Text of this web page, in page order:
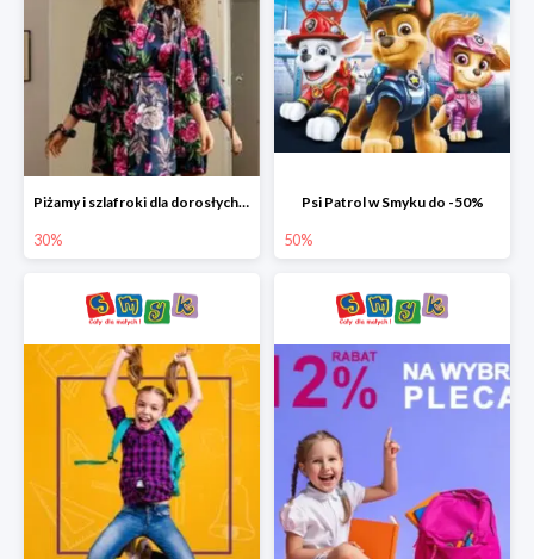
Piżamy i szlafroki dla dorosłych w Smyku do -30%
30%
Psi Patrol w Smyku do -50%
50%